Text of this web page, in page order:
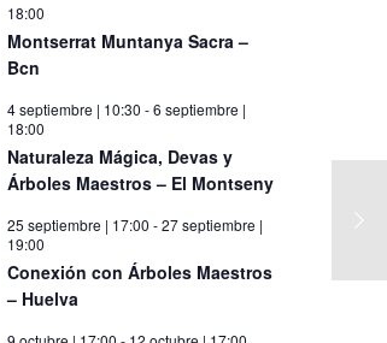
18:00
Montserrat Muntanya Sacra –
Bcn
4 septiembre | 10:30 -6 septiembre |
18:00
Naturaleza Mágica, Devas y
Árboles Maestros – El Montseny
25 septiembre | 17:00 -27 septiembre |
19:00
Conexión con Árboles Maestros
– Huelva